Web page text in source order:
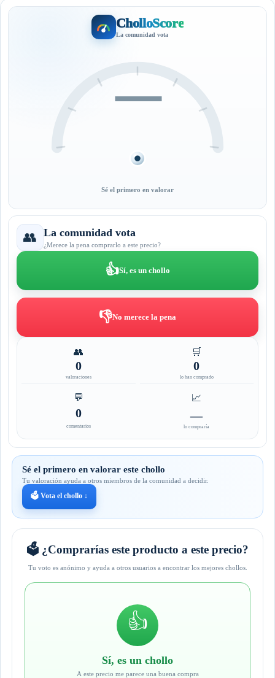
CholloScore
La comunidad vota
—
Sé el primero en valorar
👥 La comunidad vota
¿Merece la pena comprarlo a este precio?
👍Sí, es un chollo
👎No merece la pena
👥
0
valoraciones
🛒
0
lo han comprado
💬
0
comentarios
📈
—
lo compraría
Sé el primero en valorar este chollo
Tu valoración ayuda a otros miembros de la comunidad a decidir.
🗳️ Vota el chollo ↓
🗳️ ¿Comprarías este producto a este precio?
Tu voto es anónimo y ayuda a otros usuarios a encontrar los mejores chollos.
👍
Sí, es un chollo
A este precio me parece una buena compra